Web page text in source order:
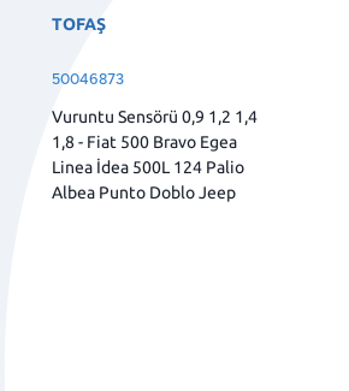
TOFAŞ
50046873
Vuruntu Sensörü 0,9 1,2 1,4
1,8 - Fiat 500 Bravo Egea
Linea İdea 500L 124 Palio
Albea Punto Doblo Jeep